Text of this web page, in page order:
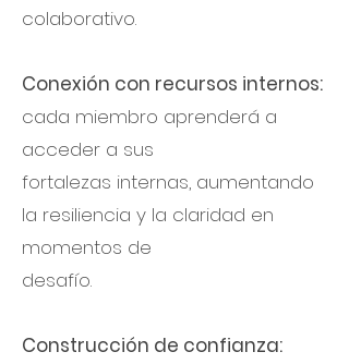
colaborativo.
Conexión con recursos internos:
cada miembro aprenderá a
acceder a sus
fortalezas internas, aumentando
la resiliencia y la claridad en
momentos de
desafío.
Construcción de confianza: